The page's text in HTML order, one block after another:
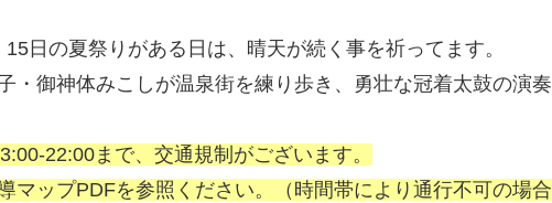
日の夏祭りがある日は、晴天が続く事を祈ってます。
・御神体みこしが温泉街を練り歩き、勇壮な冠着太鼓の演奏
22:00まで、交通規制がございます。
マップPDFを参照ください。（時間帯により通行不可の場合